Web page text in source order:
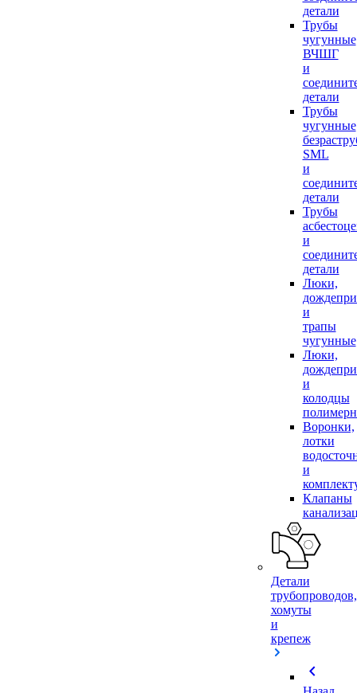
детали
Трубы
чугунные
ВЧШГ
и
детали
Трубы
чугунные
SML
и
детали
Трубы
и
детали
Люки,
и
трапы
чугунные
Люки,
и
колодцы
Воронки,
лотки
и
Клапаны
Детали
трубопроводов,
хомуты
и
крепеж
chevron_left